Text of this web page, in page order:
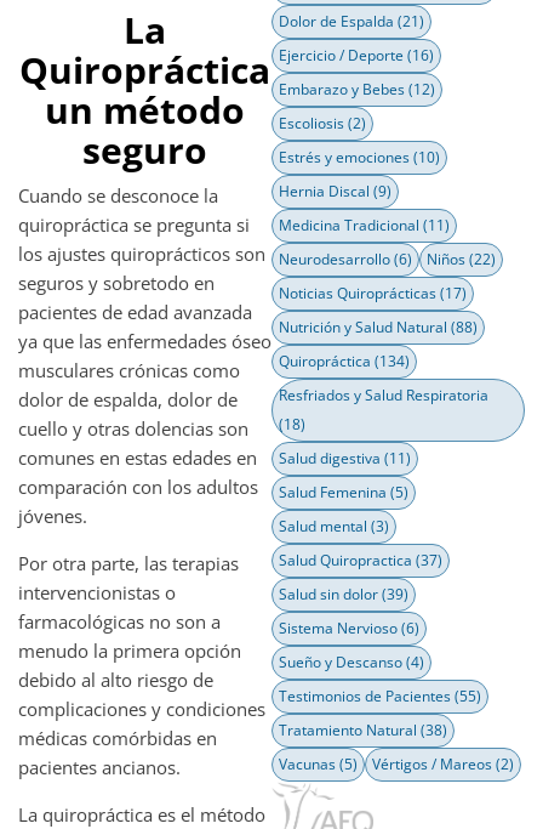
La
Quiropráctica
un método
seguro
Cuando se desconoce la
quiropráctica se pregunta si
los ajustes quiroprácticos son
seguros y sobretodo en
pacientes de edad avanzada
ya que las enfermedades óseo
musculares crónicas como
dolor de espalda, dolor de
cuello y otras dolencias son
comunes en estas edades en
comparación con los adultos
jóvenes.
Por otra parte, las terapias
intervencionistas o
farmacológicas no son a
menudo la primera opción
debido al alto riesgo de
complicaciones y condiciones
médicas comórbidas en
pacientes ancianos.
La quiropráctica es el método
Dolor de Espalda (21)
Ejercicio / Deporte (16)
Embarazo y Bebes(12)
Escoliosis(2)
Estrés y emociones(10)
Hernia Discal (9)
Medicina Tradicional (11)
Neurodesarrollo(6) Niños(22)
Noticias Quiroprácticas(17)
Nutrición y Salud Natural (88)
Quiropráctica (134)
Resfriados y Salud Respiratoria
(18)
Salud digestiva (11)
Salud Femenina (5)
Salud mental (3)
Salud Quiropractica (37)
Salud sin dolor(39)
Sistema Nervioso(6)
Sueño y Descanso(4)
Testimonios de Pacientes(55)
Tratamiento Natural (38)
Vacunas(5) Vértigos / Mareos(2)